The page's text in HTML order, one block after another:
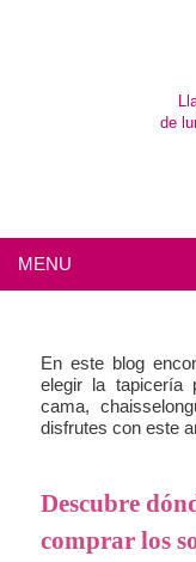
de
MENU
En este blog
elegir la tapicería
cama,
disfrutes con este
Descubre
comprar los